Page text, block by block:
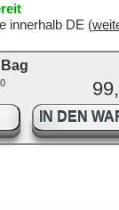
innerhalb DE (
IN DEN